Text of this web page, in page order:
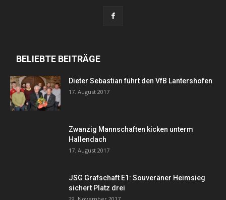
BELIEBTE BEITRÄGE
Dieter Sebastian führt den VfB Lantershofen
17. August 2017
Zwanzig Mannschaften kicken unterm
Hallendach
17. August 2017
JSG Grafschaft E1: Souveräner Heimsieg
sichert Platz drei